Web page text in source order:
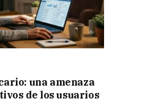
una amenaza
de los usuarios